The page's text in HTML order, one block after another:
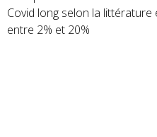
Covid long selon la
entre 2% et 20%